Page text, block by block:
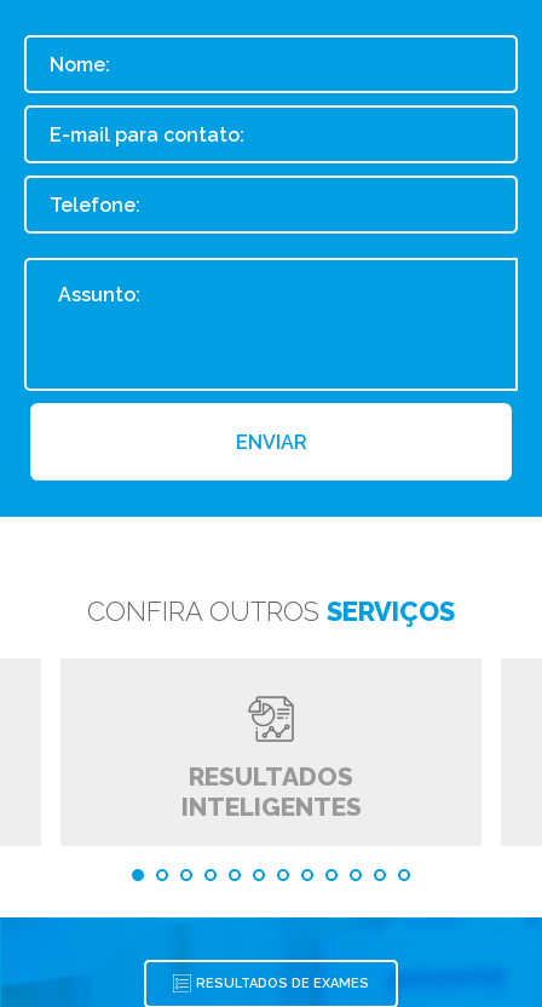
ENVIAR
CONFIRA OUTROS SERVIÇOS
RESULTADOS
INTELIGENTES
RESULTADOS DE EXAMES